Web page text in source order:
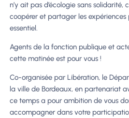
n’y ait pas d’écologie sans solidarité,
coopérer et partager les expériences
essentiel.
Agents de la fonction publique et
cette matinée est pour vous !
Co-organisée par Libération, le
la ville de Bordeaux, en partenariat
ce temps a pour ambition de vous
accompagner dans votre